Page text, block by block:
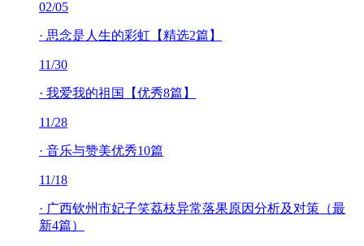
02/05
· 思念是人生的彩虹【精选2篇】
11/30
· 我爱我的祖国【优秀8篇】
11/28
· 音乐与赞美优秀10篇
11/18
· 广西钦州市妃子笑荔枝异常落果原因分析及对策（最
新4篇）